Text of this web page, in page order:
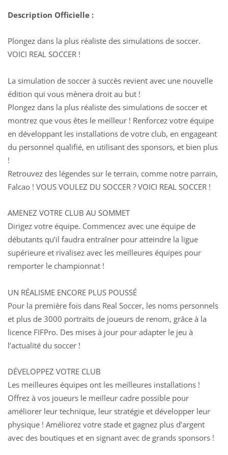
Description Officielle :
Plongez dans la plus réaliste des simulations de soccer.
VOICI REAL SOCCER !
La simulation de soccer à succès revient avec une nouvelle
édition qui vous mènera droit au but !
Plongez dans la plus réaliste des simulations de soccer et
montrez que vous êtes le meilleur ! Renforcez votre équipe
en développant les installations de votre club, en engageant
du personnel qualifié, en utilisant des sponsors, et bien plus
!
Retrouvez des légendes sur le terrain, comme notre parrain,
Falcao ! VOUS VOULEZ DU SOCCER ? VOICI REAL SOCCER !
AMENEZ VOTRE CLUB AU SOMMET
Dirigez votre équipe. Commencez avec une équipe de
débutants qu’il faudra entraîner pour atteindre la ligue
supérieure et rivalisez avec les meilleures équipes pour
remporter le championnat !
UN RÉALISME ENCORE PLUS POUSSÉ
Pour la première fois dans Real Soccer, les noms personnels
et plus de 3000 portraits de joueurs de renom, grâce à la
licence FIFPro. Des mises à jour pour adapter le jeu à
l’actualité du soccer !
DÉVELOPPEZ VOTRE CLUB
Les meilleures équipes ont les meilleures installations !
Offrez à vos joueurs le meilleur cadre possible pour
améliorer leur technique, leur stratégie et développer leur
physique ! Améliorez votre stade et gagnez plus d’argent
avec des boutiques et en signant avec de grands sponsors !